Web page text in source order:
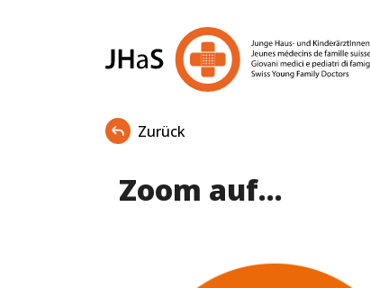
Zurück
Zoom auf...